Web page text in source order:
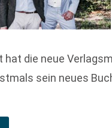
hat die neue
sein neues